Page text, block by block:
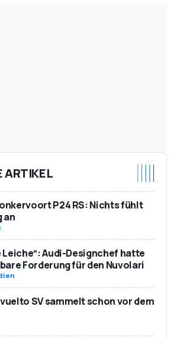
ARTIKEL
P24 RS: Nichts fühlt
an
Leiche“: Audi-Designchef hatte
Forderung für den Nuvolari
SV sammelt schon vor dem